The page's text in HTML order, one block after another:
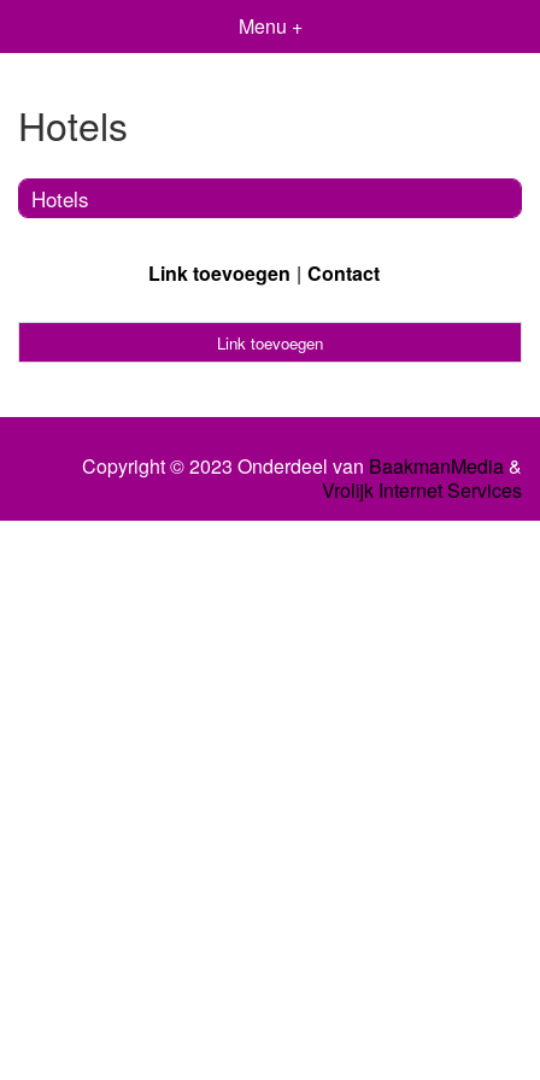
Menu +
Hotels
Hotels
Link toevoegen Contact
Link toevoegen
Copyright © 2023 Onderdeel van BaakmanMedia&
Vrolijk Internet Services